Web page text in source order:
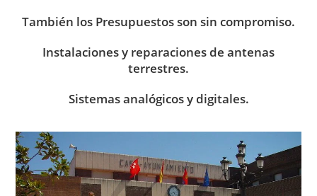
También los Presupuestos son sin compromiso.
Instalaciones y reparaciones de antenas
terrestres.
Sistemas analógicos y digitales.